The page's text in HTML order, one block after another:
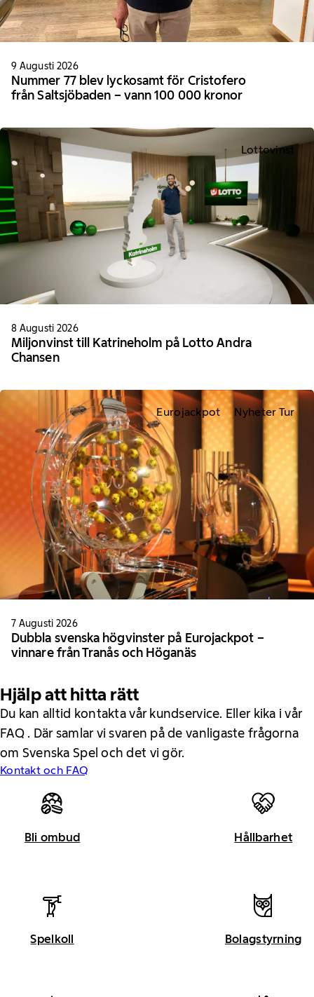
9 Augusti 2026
Nummer 77 blev lyckosamt för Cristofero
från Saltsjöbaden – vann 100 000 kronor
Lottovinst
8 Augusti 2026
Miljonvinst till Katrineholm på Lotto Andra
Chansen
Eurojackpot Nyheter Tur
7 Augusti 2026
Dubbla svenska högvinster på Eurojackpot –
vinnare från Tranås och Höganäs
Hjälp att hitta rätt
Du kan alltid kontakta vår kundservice. Eller kika i vår
FAQ . Där samlar vi svaren på de vanligaste frågorna
om Svenska Spel och det vi gör.
Kontakt och FAQ
Bli ombud Hållbarhet
Spelkoll Bolagstyrning